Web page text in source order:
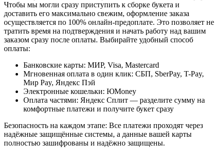
Чтобы мы могли сразу приступить к сборке букета и
доставить его максимально свежим, оформление заказа
осуществляется по 100% онлайн-предоплате. Это позволяет не
тратить время на подтверждения и начать работу над вашим
заказом сразу после оплаты. Выбирайте удобный способ
оплаты:
Банковские карты: МИР, Visa, Mastercard
Мгновенная оплата в один клик: СБП, SberPay, T-Pay,
Мир Pay, Яндекс Пэй
Электронные кошельки: ЮMoney
Оплата частями: Яндекс Сплит — разделите сумму на
комфортные платежи и получите букет сразу
Безопасность на каждом этапе: Все платежи проходят через
надёжные защищённые системы, а данные вашей карты
полностью зашифрованы и надёжно защищены.